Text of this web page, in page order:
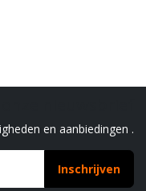
en aanbiedingen .
Inschrijven